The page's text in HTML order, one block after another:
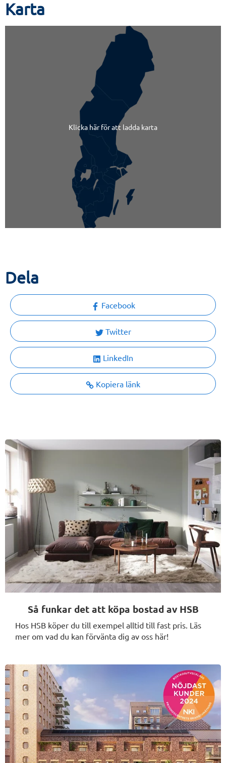
Karta
Klicka här för att ladda karta
Dela
Facebook
Twitter
LinkedIn
Kopiera länk
Så funkar det att köpa bostad av HSB
Hos HSB köper du till exempel alltid till fast pris. Läs
mer om vad du kan förvänta dig av oss här!